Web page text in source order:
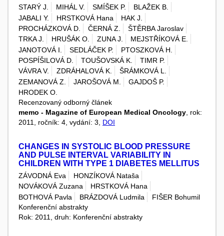
STARÝ J. MIHÁL V. SMÍŠEK P.
BLAŽEK B.
JABALI Y.
HRSTKOVÁ Hana
HAK J.
PROCHÁZKOVÁ D.
ČERNÁ Z.
ŠTĚRBA Jaroslav
TRKA J.
HRUŠÁK O. ZUNA J.
MEJSTŘÍKOVÁ E.
JANOTOVÁ I.
SEDLÁČEK P.
PTOSZKOVÁ H.
POSPÍŠILOVÁ D.
TOUŠOVSKÁ K.
TIMR P.
VÁVRA V.
ZDRÁHALOVÁ K.
ŠRÁMKOVÁ L.
ZEMANOVÁ Z.
JAROŠOVÁ M.
GAJDOŠ P.
HRODEK O.
Recenzovaný odborný článek
memo - Magazine of European Medical Oncology , rok:
2011, ročník: 4, vydání: 3, DOI
CHANGES IN SYSTOLIC BLOOD PRESSURE
AND PULSE INTERVAL VARIABILITY IN
CHILDREN WITH TYPE 1 DIABETES MELLITUS
ZÁVODNÁ Eva
HONZÍKOVÁ Nataša
NOVÁKOVÁ Zuzana
HRSTKOVÁ Hana
BOTHOVÁ Pavla
BRÁZDOVÁ Ludmila
FIŠER Bohumil
Konferenční abstrakty
Rok: 2011, druh: Konferenční abstrakty